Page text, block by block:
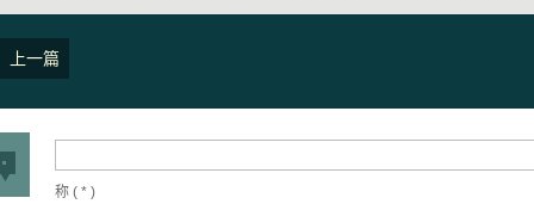
上一篇
称 ( * )